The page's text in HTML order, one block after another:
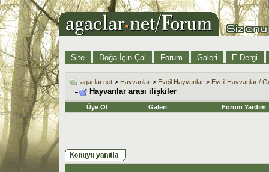
Site Doğa İçin Çal Forum Galeri E-Dergi
agaclar.net > Hayvanlar > Evcil Hayvanlar > Evcil Hayvanlar /
Hayvanlar arası ilişkiler
Üye Ol Galeri Forum Yardım